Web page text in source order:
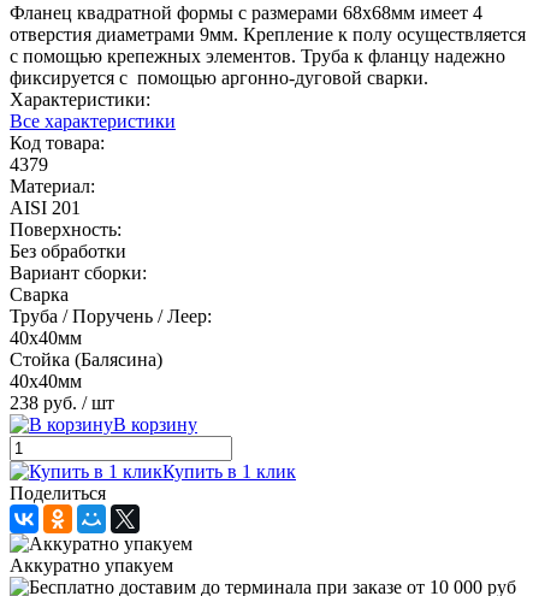
Фланец квадратной формы с размерами 68х68мм имеет 4
отверстия диаметрами 9мм. Крепление к полу осуществляется
с помощью крепежных элементов. Труба к фланцу надежно
фиксируется с помощью аргонно-дуговой сварки.
Характеристики:
Все характеристики
Код товара:
4379
Материал:
AISI 201
Поверхность:
Без обработки
Вариант сборки:
Сварка
Труба / Поручень / Леер:
40х40мм
Стойка (Балясина)
40х40мм
238 руб. / шт
В корзину
Купить в 1 клик
Поделиться
Аккуратно упакуем